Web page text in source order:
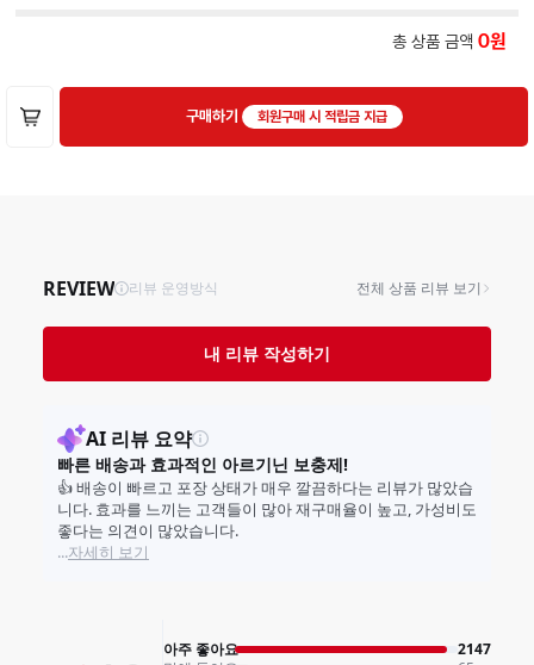
총 상품 금액 0
구매하기 회원구매 시 적립금 지급